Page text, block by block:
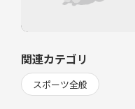
関連カテゴリ
スポーツ全般